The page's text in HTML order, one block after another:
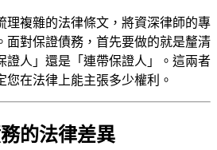
理複雜的法律條文，將資深律師的專
面對保證債務，首先要做的就是釐清
證人」還是「連帶保證人」。這兩者
您在法律上能主張多少權利。
的法律差異